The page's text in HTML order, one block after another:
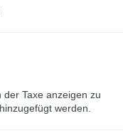
Taxe anzeigen zu
werden.